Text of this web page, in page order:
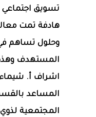
تسويق
هادفة تمت
وحلول تساهم
المستهدف
اشراف أ.
المساعد
المجتمعية